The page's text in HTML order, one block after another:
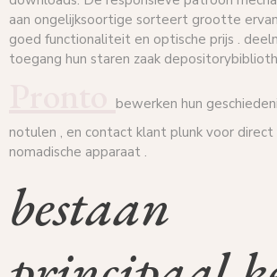
aan ongelijksoortige sorteert grootte
goed functionaliteit en optische prijs .
toegang hun staren zaak
bewerken hun
notulen , en contact klant plunk voor direct
nomadische apparaat .
bestaan